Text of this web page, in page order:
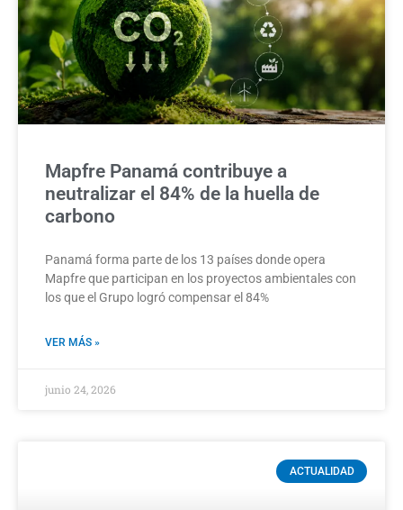
Mapfre Panamá contribuye a
neutralizar el 84% de la huella de
carbono
Panamá forma parte de los 13 países donde opera
Mapfre que participan en los proyectos ambientales con
los que el Grupo logró compensar el 84%
VER MÁS »
junio 24, 2026
ACTUALIDAD